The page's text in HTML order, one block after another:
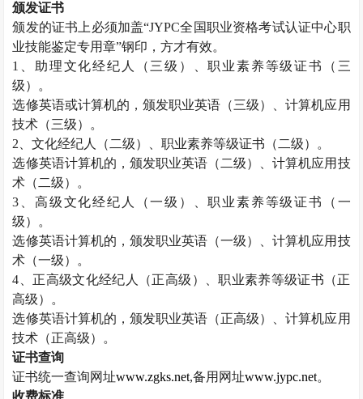
颁发证书
颁发的证书上必须加盖“JYPC全国职业资格考试认证中心职
业技能鉴定专用章”钢印，方才有效。
1
、助理文化经纪人（三级）、职业素养等级证书（三
级）。
选修英语或计算机的，颁发职业英语（三级）、计算机应用
技术（三级）。
2 、文化经纪人（二级）、职业素养等级证书（二级）。
选修英语计算机的，颁发职业英语（二级）、计算机应用技
术（二级）。
3 、高级文化经纪人（一级）、职业素养等级证书（一
级）。
选修英语计算机的，颁发职业英语（一级）、计算机应用技
术（一级）。
4 、正高级文化经纪人（正高级）、职业素养等级证书（正
高级）。
选修英语计算机的，颁发职业英语（正高级）、计算机应用
技术（正高级）。
证书查询
证书统一查询网址www.zgks.net,备用网址www.jypc.net。
收费标准